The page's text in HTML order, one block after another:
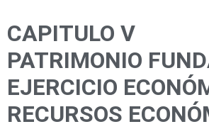
CAPITULO V
PATRIMONIO
EJERCICIO
RECURSOS